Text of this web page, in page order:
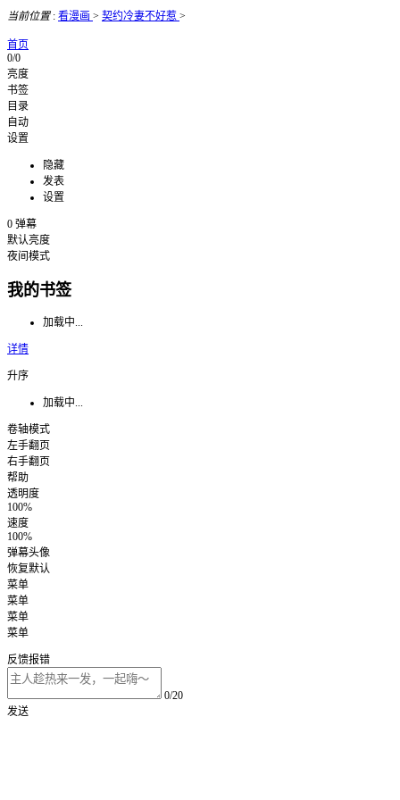
当前位置: 看漫画 > 契约冷妻不好惹 >
首页
0/0
亮度
书签
目录
自动
设置
隐藏
发表
设置
0 弹幕
默认亮度
夜间模式
我的书签
加载中...
详情
升序
加载中...
卷轴模式
左手翻页
右手翻页
帮助
透明度
100%
速度
100%
弹幕头像
恢复默认
菜单
菜单
菜单
菜单
反馈报错
0/20
发送